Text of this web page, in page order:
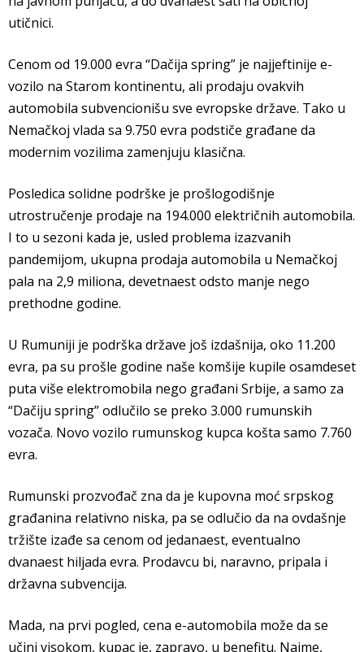
utičnici.
Cenom od 19.000 evra “Dačija spring” je najjeftinije e-
vozilo na Starom kontinentu, ali prodaju ovakvih
automobila subvencionišu sve evropske države. Tako u
Nemačkoj vlada sa 9.750 evra podstiče građane da
modernim vozilima zamenjuju klasična.
Posledica solidne podrške je prošlogodišnje
utrostručenje prodaje na 194.000 električnih automobila.
I to u sezoni kada je, usled problema izazvanih
pandemijom, ukupna prodaja automobila u Nemačkoj
pala na 2,9 miliona, devetnaest odsto manje nego
prethodne godine.
U Rumuniji je podrška države još izdašnija, oko 11.200
evra, pa su prošle godine naše komšije kupile osamdeset
puta više elektromobila nego građani Srbije, a samo za
“Dačiju spring” odlučilo se preko 3.000 rumunskih
vozača. Novo vozilo rumunskog kupca košta samo 7.760
evra.
Rumunski prozvođač zna da je kupovna moć srpskog
građanina relativno niska, pa se odlučio da na ovdašnje
tržište izađe sa cenom od jedanaest, eventualno
dvanaest hiljada evra. Prodavcu bi, naravno, pripala i
državna subvencija.
Mada, na prvi pogled, cena e-automobila može da se
učini visokom, kupac je, zapravo, u benefitu. Naime,